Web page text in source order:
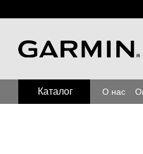
Каталог О нас